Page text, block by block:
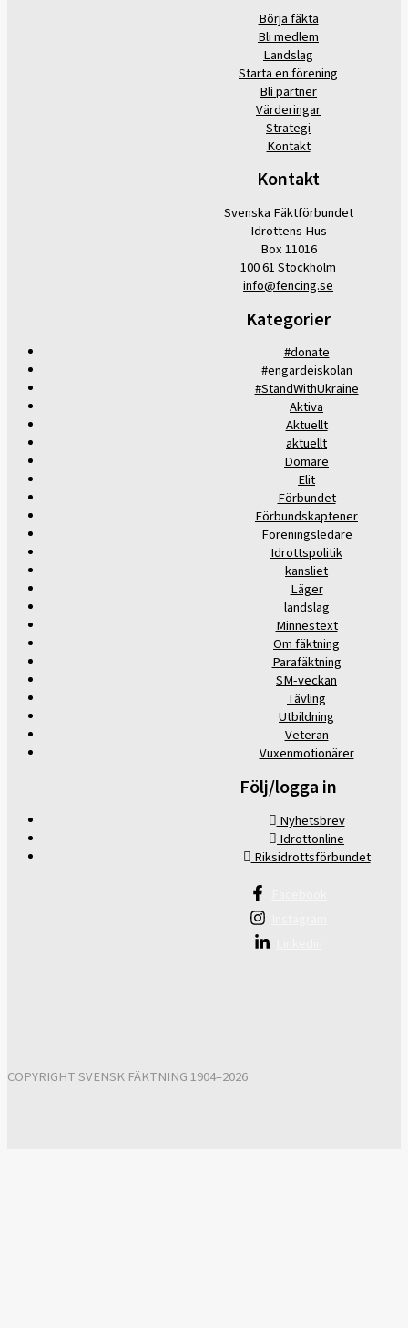
Börja fäkta
Bli medlem
Landslag
Starta en förening
Bli partner
Värderingar
Strategi
Kontakt
Kontakt
Svenska Fäktförbundet
Idrottens Hus
Box 11016
100 61 Stockholm
info@fencing.se
Kategorier
#donate
#engardeiskolan
#StandWithUkraine
Aktiva
Aktuellt
aktuellt
Domare
Elit
Förbundet
Förbundskaptener
Föreningsledare
Idrottspolitik
kansliet
Läger
landslag
Minnestext
Om fäktning
Parafäktning
SM-veckan
Tävling
Utbildning
Veteran
Vuxenmotionärer
Följ/logga in
Nyhetsbrev
Idrottonline
Riksidrottsförbundet
COPYRIGHT SVENSK FÄKTNING 1904–2026